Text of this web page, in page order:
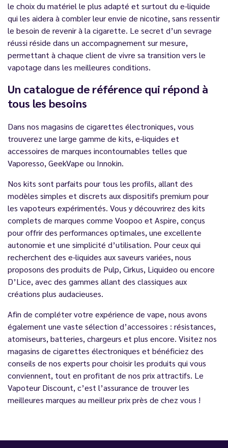
le choix du matériel le plus adapté et surtout du e-liquide
qui les aidera à combler leur envie de nicotine, sans ressentir
le besoin de revenir à la cigarette. Le secret d’un sevrage
réussi réside dans un accompagnement sur mesure,
permettant à chaque client de vivre sa transition vers le
vapotage dans les meilleures conditions.
Un catalogue de référence qui répond à
tous les besoins
Dans nos magasins de cigarettes électroniques, vous
trouverez une large gamme de kits, e-liquides et
accessoires de marques incontournables telles que
Vaporesso, GeekVape ou Innokin.
Nos kits sont parfaits pour tous les profils, allant des
modèles simples et discrets aux dispositifs premium pour
les vapoteurs expérimentés. Vous y découvrirez des kits
complets de marques comme Voopoo et Aspire, conçus
pour offrir des performances optimales, une excellente
autonomie et une simplicité d’utilisation. Pour ceux qui
recherchent des e-liquides aux saveurs variées, nous
proposons des produits de Pulp, Cirkus, Liquideo ou encore
D’Lice, avec des gammes allant des classiques aux
créations plus audacieuses.
Afin de compléter votre expérience de vape, nous avons
également une vaste sélection d’accessoires : résistances,
atomiseurs, batteries, chargeurs et plus encore. Visitez nos
magasins de cigarettes électroniques et bénéficiez des
conseils de nos experts pour choisir les produits qui vous
conviennent, tout en profitant de nos prix attractifs. Le
Vapoteur Discount, c’est l’assurance de trouver les
meilleures marques au meilleur prix près de chez vous !